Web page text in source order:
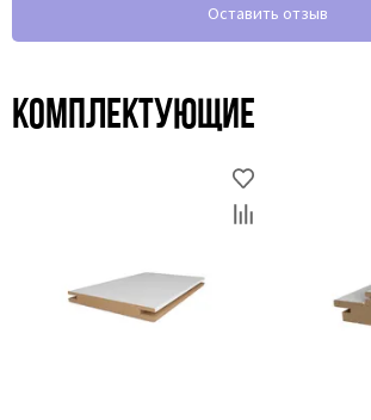
Оставить отзыв
Комплектующие